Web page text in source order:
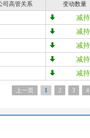
司高管关系 变动数量
减
减
减
减
减
上一页 1 2 3 4